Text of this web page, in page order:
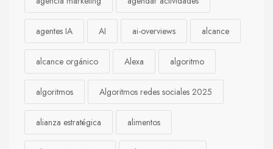
agentes IA AI ai-overviews alcance
alcance orgánico Alexa algoritmo
algoritmos Algoritmos redes sociales 2025
alianza estratégica alimentos